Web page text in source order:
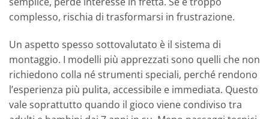
complesso, rischia di trasformarsi in frustrazione.
Un aspetto spesso sottovalutato è il sistema di
montaggio. I modelli più apprezzati sono quelli che non
richiedono colla né strumenti speciali, perché rendono
l’esperienza più pulita, accessibile e immediata. Questo
vale soprattutto quando il gioco viene condiviso tra